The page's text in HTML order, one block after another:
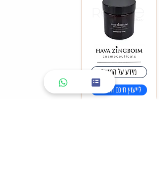
מידע על המוצר
לייעוץ חינם והזמנה